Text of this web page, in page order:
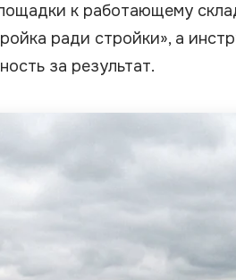
к работающему
ради стройки», а
за результат.